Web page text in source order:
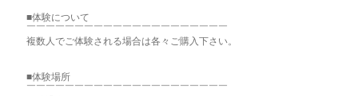
■体験について
￣￣￣￣￣￣￣￣￣￣￣￣￣￣￣￣￣￣￣￣￣
複数人でご体験される場合は各々ご購入下さい。
■体験場所
￣￣￣￣￣￣￣￣￣￣￣￣￣￣￣￣￣￣￣￣￣